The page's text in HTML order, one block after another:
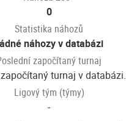
0
Statistika náhozů
náhozy v databázi
započítaný turnaj
turnaj v databázi.
Ligový tým (týmy)
-